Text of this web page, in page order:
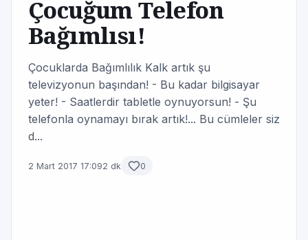
Çocuğum Telefon
Bağımlısı!
Çocuklarda Bağımlılık Kalk artık şu
televizyonun başından! - Bu kadar bilgisayar
yeter! - Saatlerdir tabletle oynuyorsun! - Şu
telefonla oynamayı bırak artık!... Bu cümleler siz
d...
2 Mart 2017 17:092 dk 0